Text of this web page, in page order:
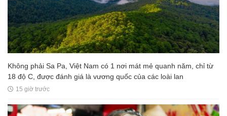
Vì sao lãi suất ngân hàng khó giảm?